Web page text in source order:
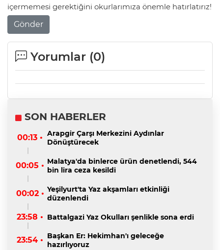
içermemesi gerektiğini okurlarımıza önemle hatırlatırız!
Gönder
Yorumlar (0)
SON HABERLER
00:13 • Arapgir Çarşı Merkezini Aydınlar
Dönüştürecek
00:05 • Malatya'da binlerce ürün denetlendi, 544
bin lira ceza kesildi
00:02 • Yeşilyurt'ta Yaz akşamları etkinliği
düzenlendi
23:58 • Battalgazi Yaz Okulları şenlikle sona erdi
23:54 • Başkan Er: Hekimhan'ı geleceğe
hazırlıyoruz